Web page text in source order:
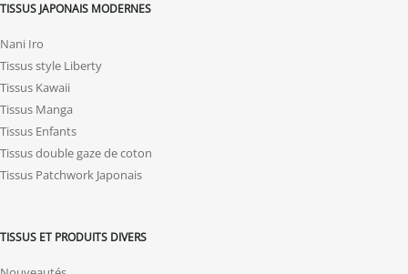
TISSUS JAPONAIS MODERNES
Nani Iro
Tissus style Liberty
Tissus Kawaii
Tissus Manga
Tissus Enfants
Tissus double gaze de coton
Tissus Patchwork Japonais
TISSUS ET PRODUITS DIVERS